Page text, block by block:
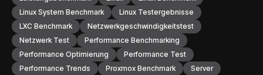
Linux System Benchmark
Linux Testergebnisse
LXC Benchmark
Netzwerkgeschwindigkeitstest
Netzwerk Test
Performance Benchmarking
Performance Optimierung
Performance Test
Performance Trends
Proxmox Benchmark
Server